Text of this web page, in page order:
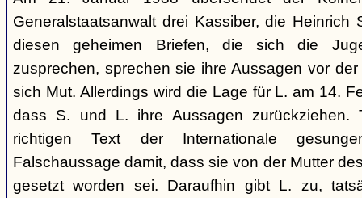
Generalstaatsanwalt drei Kassiber, die
diesen geheimen Briefen, die sich die
zusprechen, sprechen sie ihre Aussagen vor
sich Mut. Allerdings wird die Lage für L. am 14.
dass S. und L. ihre Aussagen zurückziehen.
richtigen Text der Internationale
Falschaussage damit, dass sie von der Mutter
gesetzt worden sei. Daraufhin gibt L. zu,